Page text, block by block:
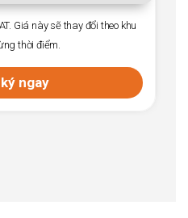
Giá này sẽ thay đổi theo khu
thời điểm.
ngay